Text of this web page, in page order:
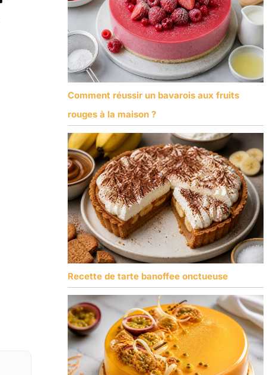
Comment réussir un bavarois aux fruits
rouges à la maison ?
Recette de tarte banoffee onctueuse